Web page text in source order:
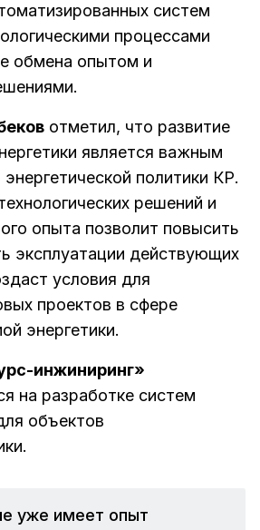
систем
процессами
обмена опытом и
отметил, что развитие
является важным
политики КР.
решений и
опыта позволит повысить
эксплуатации действующих
условия для
проектов в сфере
энергетики.
инжиниринг»
на разработке систем
объектов
уже имеет опыт